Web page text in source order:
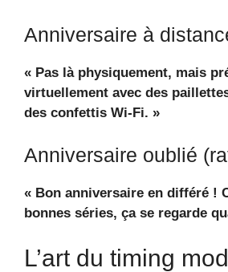
Anniversaire à
« Pas là physiquement, mais
virtuellement avec des
des confettis Wi-Fi. »
Anniversaire oublié
« Bon anniversaire en différé !
bonnes séries, ça se regarde
L’art du timing